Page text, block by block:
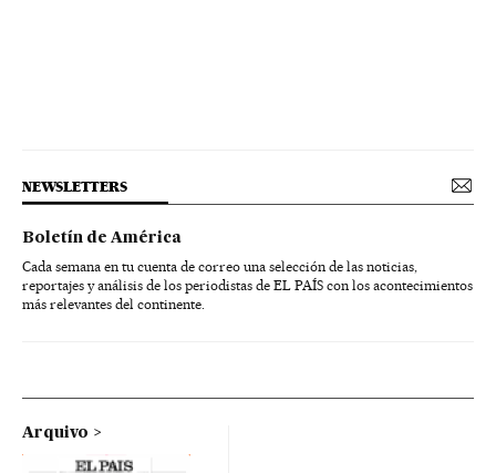
NEWSLETTERS
Boletín de América
Cada semana en tu cuenta de correo una selección de las noticias,
reportajes y análisis de los periodistas de EL PAÍS con los acontecimientos
más relevantes del continente.
Arquivo